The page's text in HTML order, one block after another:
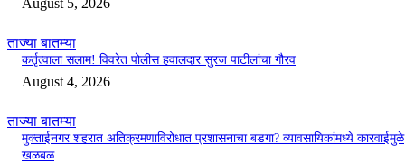
ताज्या बातम्या
कर्तृत्वाला सलाम! विवरेत पोलीस हवालदार सुरज पाटीलांचा गौरव
August 4, 2026
ताज्या बातम्या
मुक्ताईनगर शहरात अतिक्रमणाविरोधात प्रशासनाचा बडगा? व्यावसायिकांमध्ये कारवाईमुळे
खळबळ